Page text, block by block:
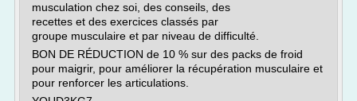
musculation chez soi, des conseils, des
recettes et des exercices classés par
groupe musculaire et par niveau de difficulté.
BON DE RÉDUCTION de 10 % sur des packs de froid
pour maigrir, pour améliorer la récupération musculaire et
pour renforcer les articulations.